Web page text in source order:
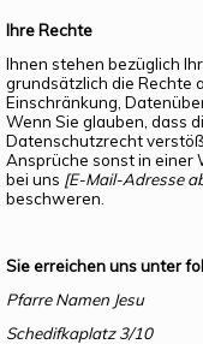
Ihre Rechte
Ihnen stehen bezüglich
grundsätzlich die Rechte
Einschränkung,
Wenn Sie glauben, dass
Datenschutzrecht
Ansprüche sonst in einer
bei uns [E-Mail-Adresse
beschweren.
Sie erreichen uns unter
Pfarre Namen Jesu
Schedifkaplatz 3/10